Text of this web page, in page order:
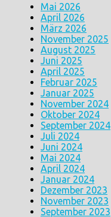
Mai 2026
April 2026
März 2026
November 2025
August 2025
Juni 2025
April 2025
Februar 2025
Januar 2025
November 2024
Oktober 2024
September 2024
Juli 2024
Juni 2024
Mai 2024
April 2024
Januar 2024
Dezember 2023
November 2023
September 2023